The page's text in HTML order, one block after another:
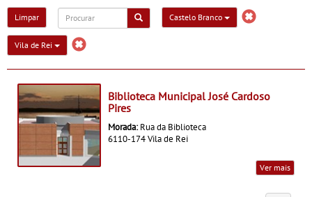
Limpar Castelo Branco
Vila de Rei
Biblioteca Municipal José Cardoso
Pires
Morada: Rua da Biblioteca
6110-174 Vila de Rei
Ver mais